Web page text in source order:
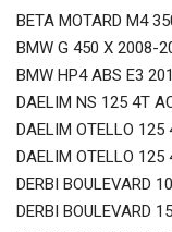
BETA MOTARD M4
BMW G 450 X 2008-
BMW HP4 ABS E3
DAELIM NS 125 4T
DAELIM OTELLO
DAELIM OTELLO
DERBI BOULEVARD
DERBI BOULEVARD